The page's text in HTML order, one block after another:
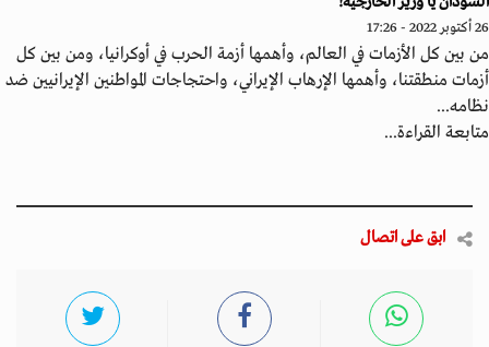
17:26
بين كل الأزمات في العالم، وأهمها أزمة الحرب في أوكرانيا، ومن بين كل
منطقتنا، وأهمها الإرهاب الإيراني، واحتجاجات المواطنين الإيرانيين ضد
القراءة...
ابق على اتصال